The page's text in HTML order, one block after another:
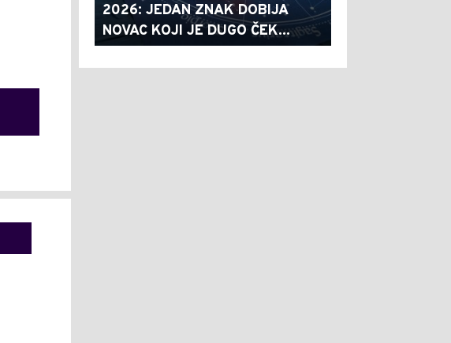
2026: JEDAN ZNAK DOBIJA
NOVAC KOJI JE DUGO ČEK...